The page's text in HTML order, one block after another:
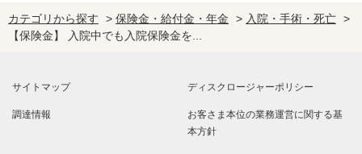
カテゴリから探す > 保険金・給付金・年金 > 入院・手術・死亡 >
【保険金】 入院中でも入院保険金を...
サイトマップ ディスクロージャーポリシー
調達情報 お客さま本位の業務運営に関する基
本方針